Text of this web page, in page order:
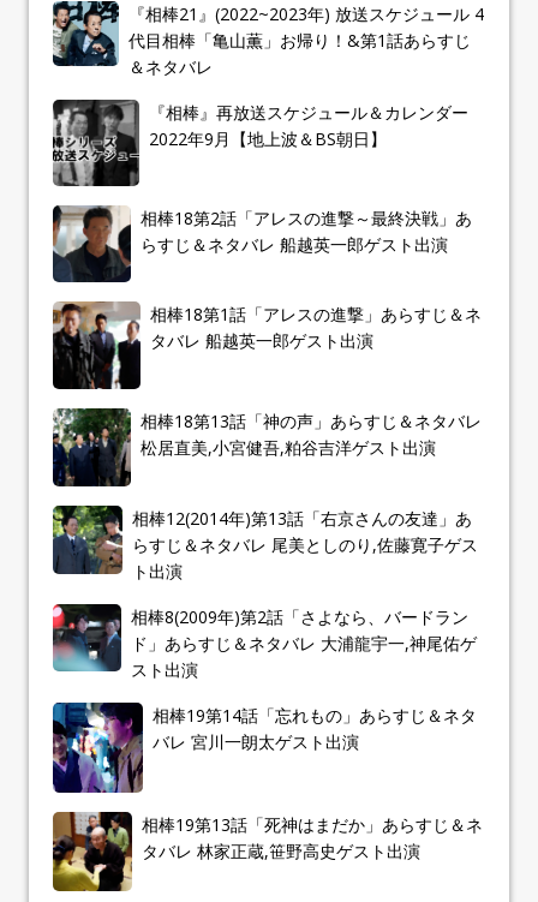
『相棒21』(2022~2023年) 放送スケジュール 4
代目相棒「亀山薫」お帰り！&第1話あらすじ
＆ネタバレ
『相棒』再放送スケジュール＆カレンダー
2022年9月【地上波＆BS朝日】
相棒18第2話「アレスの進撃～最終決戦」あ
らすじ＆ネタバレ 船越英一郎ゲスト出演
相棒18第1話「アレスの進撃」あらすじ＆ネ
タバレ 船越英一郎ゲスト出演
相棒18第13話「神の声」あらすじ＆ネタバレ
松居直美,小宮健吾,粕谷吉洋ゲスト出演
相棒12(2014年)第13話「右京さんの友達」あ
らすじ＆ネタバレ 尾美としのり,佐藤寛子ゲス
ト出演
相棒8(2009年)第2話「さよなら、バードラン
ド」あらすじ＆ネタバレ 大浦龍宇一,神尾佑ゲ
スト出演
相棒19第14話「忘れもの」あらすじ＆ネタ
バレ 宮川一朗太ゲスト出演
相棒19第13話「死神はまだか」あらすじ＆ネ
タバレ 林家正蔵,笹野高史ゲスト出演